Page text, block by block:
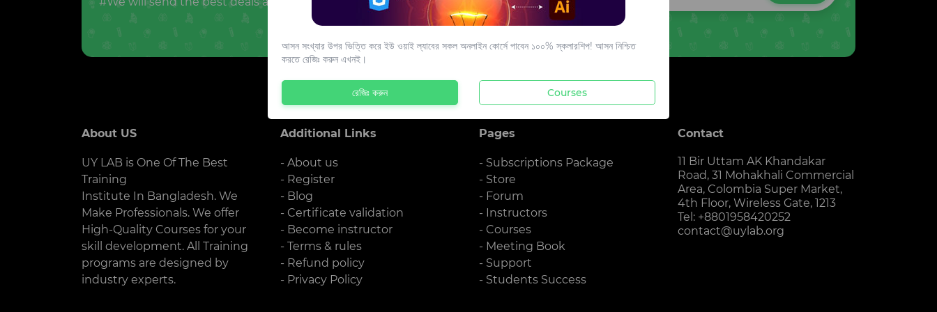
About US
UY LAB is One Of The Best
Training
Institute In Bangladesh. We
Make Professionals. We offer
High-Quality Courses for your
skill development. All Training
programs are designed by
industry experts.
Additional Links
- About us
- Register
- Blog
- Certificate validation
- Become instructor
- Terms & rules
- Refund policy
- Privacy Policy
Pages
- Subscriptions Package
- Store
- Forum
- Instructors
- Courses
- Meeting Book
- Support
- Students Success
Contact
11 Bir Uttam AK Khandakar
Road, 31 Mohakhali Commercial
Area, Colombia Super Market,
4th Floor, Wireless Gate, 1213
Tel: +8801958420252
contact@uylab.org
আসন সংখ্যার উপর ভিত্তি করে ইউ ওয়াই ল্যাবের সকল অনলাইন কোর্সে পাবেন ১০০% স্কলারশিপ! আসন নিশ্চিত
করতে রেজিঃ করুন এখনই।
রেজিঃ করুন Courses